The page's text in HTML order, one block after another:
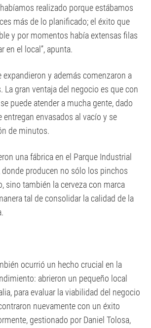
realizado porque estábamos
más de lo planificado; el éxito que
y por momentos había extensas filas
en el local”, apunta.
expandieron y además comenzaron a
La gran ventaja del negocio es que con
puede atender a mucha gente, dado
entregan envasados al vacío y se
de minutos.
una fábrica en el Parque Industrial
donde producen no sólo los pinchos
sino también la cerveza con marca
tal de consolidar la calidad de la
ocurrió un hecho crucial en la
abrieron un pequeño local
para evaluar la viabilidad del negocio
nuevamente con un éxito
gestionado por Daniel Tolosa,